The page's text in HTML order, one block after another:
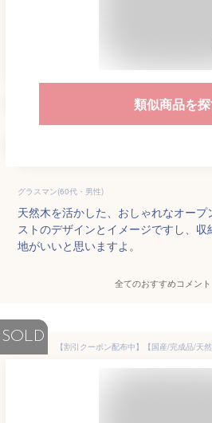
類似商品を
グラスマン(60代・男性)
天然木を活かした、おしゃれなオープ
ストのデザインとイメージですし、
地がいいと思いますよ。
全てのおすすめコメント
SOLD